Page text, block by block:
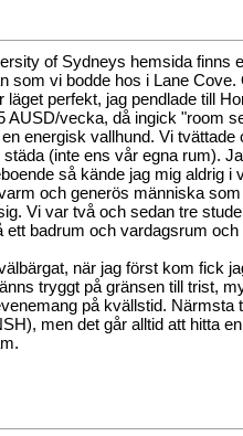
of Sydneys hemsida finns
som vi bodde hos i Lane Cove.
läget perfekt, jag pendlade till
AUSD/vecka, då ingick "room
energisk vallhund. Vi tvättade
(inte ens vår egna rum).
så kände jag mig aldrig i
och generös människa
Vi var två och sedan tre
ett badrum och vardagsrum
när jag först kom fick
tryggt på gränsen till trist,
på kvällstid. Närmsta
men det går alltid att hitta